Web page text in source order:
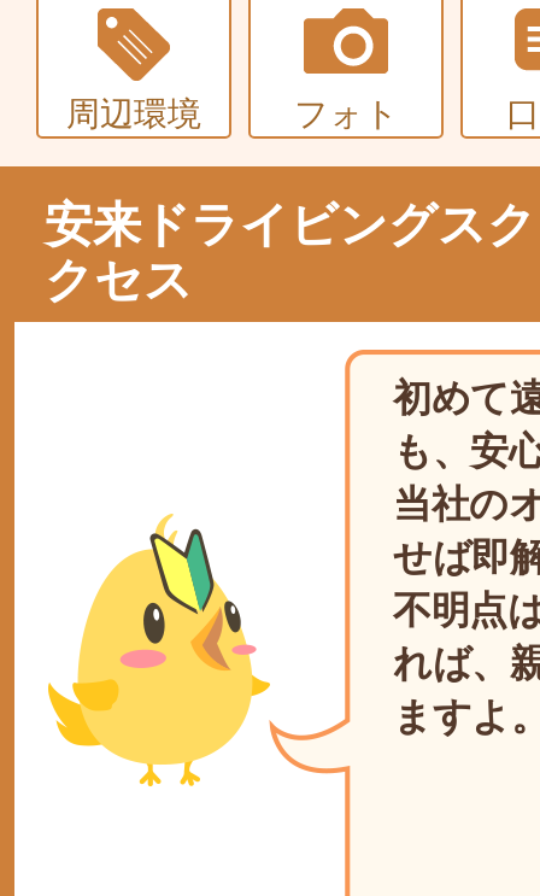
周辺環境 フォト
安来ドライビングス
クセス
初めて
も、安
当社の
せば即
不明点
れば、
ますよ